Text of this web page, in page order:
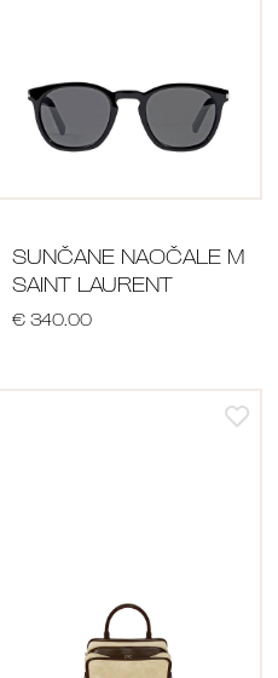
SUNČANE NAOČALE M
SAINT LAURENT
€ 340.00